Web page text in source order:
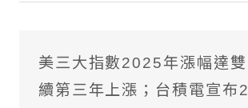
境外基金流向掃描
美三大指數2025年漲幅達
續第三年上漲；台積電宣布